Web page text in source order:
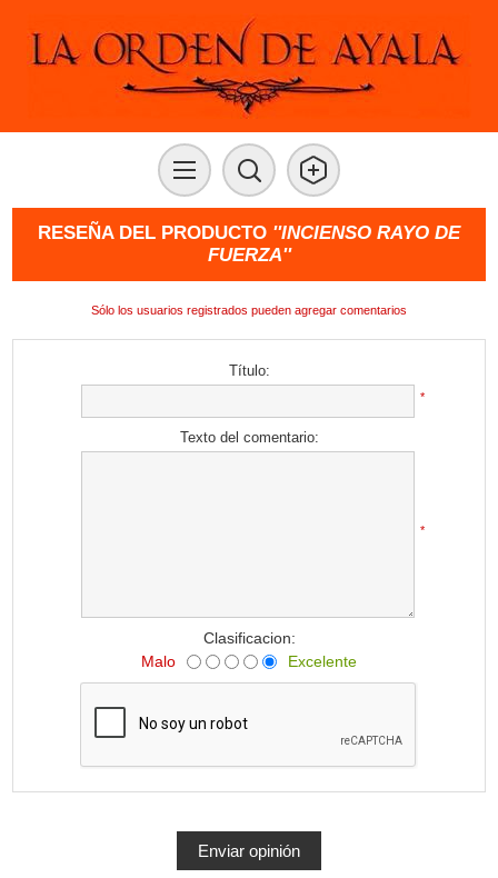
RESEÑA DEL PRODUCTO
INCIENSO RAYO DE
FUERZA
Sólo los usuarios registrados pueden agregar comentarios
Título:
*
Texto del comentario:
*
Clasificacion:
Malo
Excelente